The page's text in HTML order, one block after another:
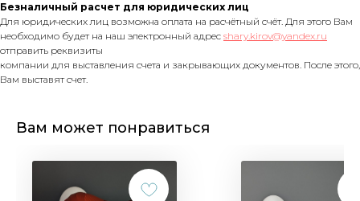
Безналичный расчет для юридических лиц
Для юридических лиц возможна оплата на расчётный счёт. Для этого Вам
необходимо будет на наш электронный адрес shary.kirov@yandex.ru
отправить реквизиты
компании для выставления счета и закрывающих документов. После этого,
Вам выставят счет.
Вам может понравиться